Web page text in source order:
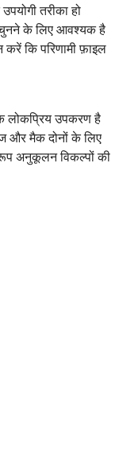
तरीका हो
चुनने के लिए आवश्यक है
कि परिणामी फ़ाइल
लोकप्रिय उपकरण है
और मैक दोनों के लिए
अनुकूलन विकल्पों की